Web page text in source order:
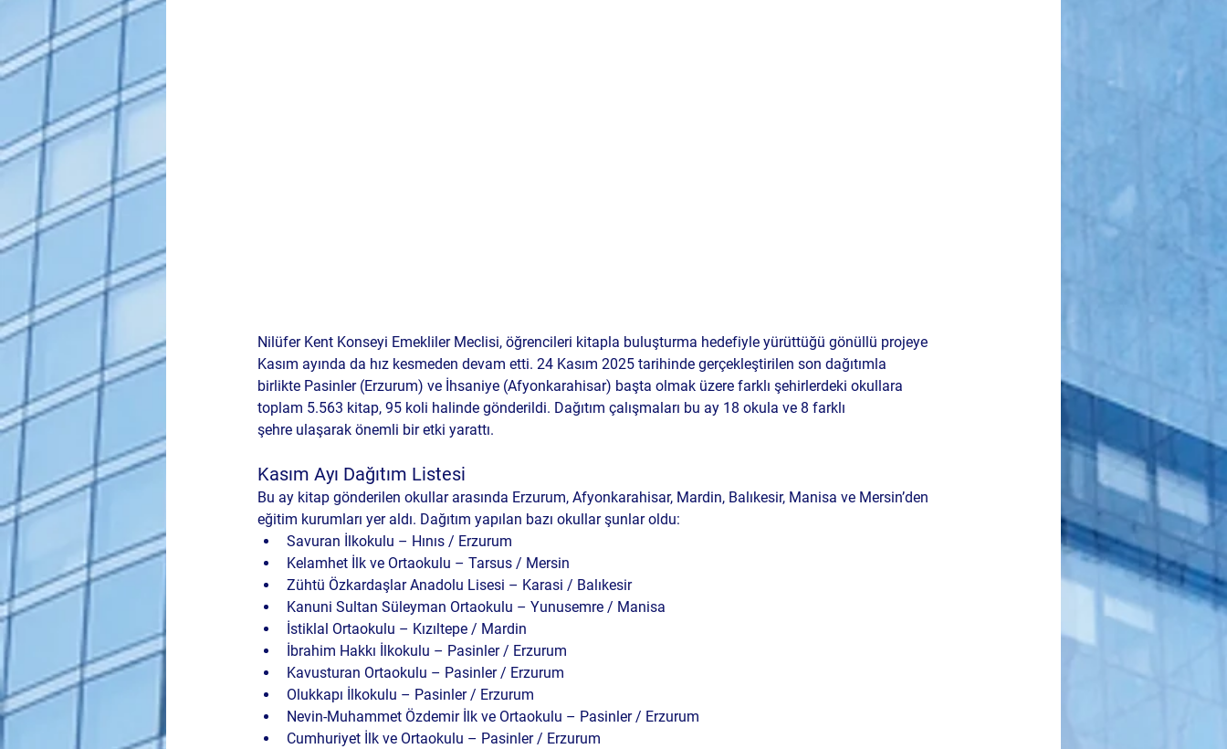
Nilüfer Kent Konseyi Emekliler Meclisi, öğrencileri kitapla buluşturma hedefiyle yürüttüğü gönüllü projeye
Kasım ayında da hız kesmeden devam etti. 24 Kasım 2025 tarihinde gerçekleştirilen son dağıtımla
birlikte Pasinler (Erzurum) ve İhsaniye (Afyonkarahisar) başta olmak üzere farklı şehirlerdeki okullara
toplam 5.563 kitap, 95 koli halinde gönderildi. Dağıtım çalışmaları bu ay 18 okula ve 8 farklı
şehre ulaşarak önemli bir etki yarattı.
Kasım Ayı Dağıtım Listesi
Bu ay kitap gönderilen okullar arasında Erzurum, Afyonkarahisar, Mardin, Balıkesir, Manisa ve Mersin’den
eğitim kurumları yer aldı. Dağıtım yapılan bazı okullar şunlar oldu:
Savuran İlkokulu – Hınıs / Erzurum
Kelamhet İlk ve Ortaokulu – Tarsus / Mersin
Zühtü Özkardaşlar Anadolu Lisesi – Karasi / Balıkesir
Kanuni Sultan Süleyman Ortaokulu – Yunusemre / Manisa
İstiklal Ortaokulu – Kızıltepe / Mardin
İbrahim Hakkı İlkokulu – Pasinler / Erzurum
Kavusturan Ortaokulu – Pasinler / Erzurum
Olukkapı İlkokulu – Pasinler / Erzurum
Nevin-Muhammet Özdemir İlk ve Ortaokulu – Pasinler / Erzurum
Cumhuriyet İlk ve Ortaokulu – Pasinler / Erzurum